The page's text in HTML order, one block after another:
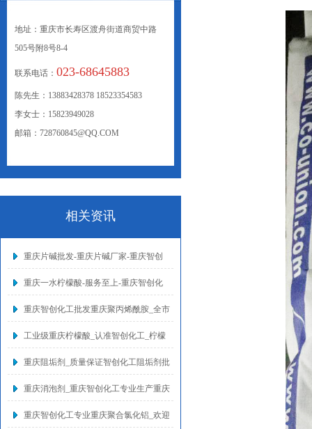
地址：重庆市长寿区渡舟街道商贸中路
505号附8号8-4
联系电话： 023-68645883
陈先生：13883428378 18523354583
李女士：15823949028
邮箱：728760845@QQ.COM
相关资讯
重庆片碱批发-重庆片碱厂家-重庆智创
重庆一水柠檬酸-服务至上-重庆智创化
重庆智创化工批发重庆聚丙烯酰胺_全市
工业级重庆柠檬酸_认准智创化工_柠檬
重庆阻垢剂_质量保证智创化工阻垢剂批
重庆消泡剂_重庆智创化工专业生产重庆
重庆智创化工专业重庆聚合氯化铝_欢迎